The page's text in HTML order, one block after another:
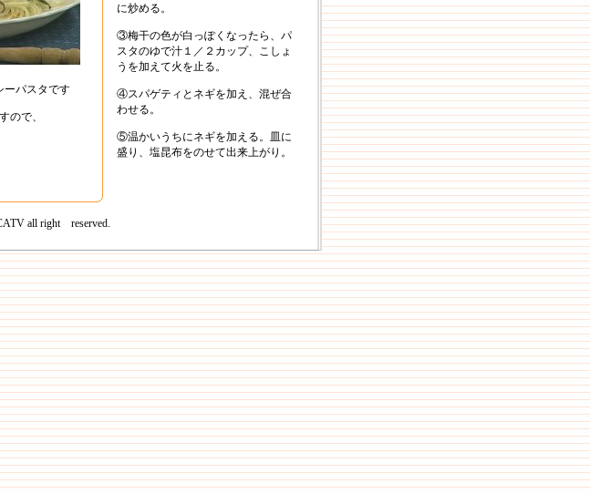
ーパスタです
いますので、
ください。
に炒める。
③梅干の色が白っぽくなったら、パ
スタのゆで汁１／２カップ、こしょ
うを加えて火を止る。
④スパゲティとネギを加え、混ぜ合
わせる。
⑤温かいうちにネギを加える。皿に
盛り、塩昆布をのせて出来上がり。
all right reserved.